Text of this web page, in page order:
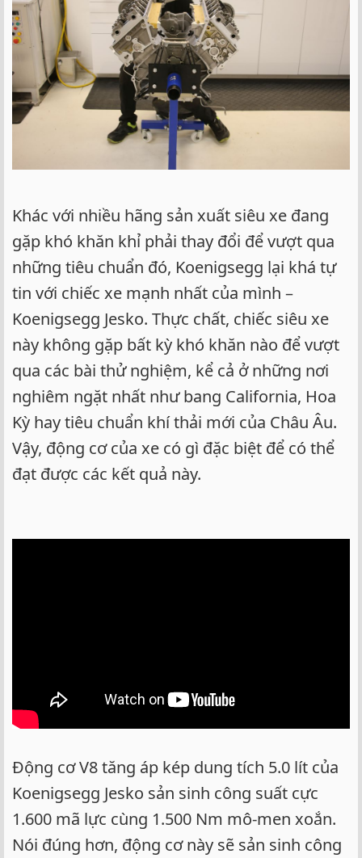
Khác với nhiều hãng sản xuất siêu xe đang
gặp khó khăn khỉ phải thay đổi để vượt qua
những tiêu chuẩn đó, Koenigsegg lại khá tự
tin với chiếc xe mạnh nhất của mình –
Koenigsegg Jesko. Thực chất, chiếc siêu xe
này không gặp bất kỳ khó khăn nào để vượt
qua các bài thử nghiệm, kể cả ở những nơi
nghiêm ngặt nhất như bang California, Hoa
Kỳ hay tiêu chuẩn khí thải mới của Châu Âu.
Vậy, động cơ của xe có gì đặc biệt để có thể
đạt được các kết quả này.
Động cơ V8 tăng áp kép dung tích 5.0 lít của
Koenigsegg Jesko sản sinh công suất cực
1.600 mã lực cùng 1.500 Nm mô-men xoắn.
Nói đúng hơn, động cơ này sẽ sản sinh công